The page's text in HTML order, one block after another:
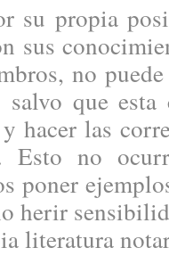
propia
sus
no
que
hacer las
Esto no
poner
herir
literatura